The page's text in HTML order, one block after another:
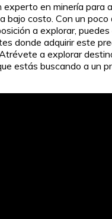
experto en minería para
bajo costo. Con un poco
a explorar, puedes
donde adquirir este
a explorar
estás buscando a un